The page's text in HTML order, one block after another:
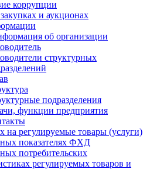
коррупции
и аукционах
об организации
структурных
подразделения
функции предприятия
на регулируемые товары (услуги)
показателях ФХД
потребительских
регулируемых товаров и